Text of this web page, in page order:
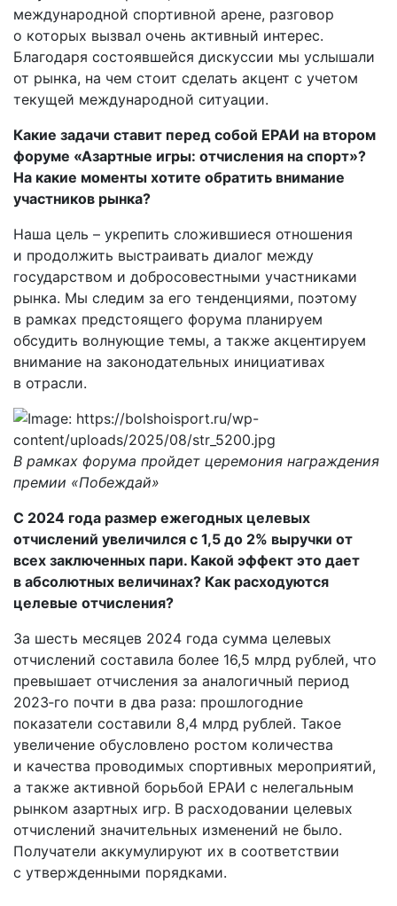
международной спортивной арене, разговор
о которых вызвал очень активный интерес.
Благодаря состоявшейся дискуссии мы услышали
от рынка, на чем стоит сделать акцент с учетом
текущей международной ситуации.
Какие задачи ставит перед собой ЕРАИ на втором
форуме «Азартные игры: отчисления на спорт»?
На какие моменты хотите обратить внимание
участников рынка?
Наша цель – укрепить сложившиеся отношения
и продолжить выстраивать диалог между
государством и добросовестными участниками
рынка. Мы следим за его тенденциями, поэтому
в рамках предстоящего форума планируем
обсудить волнующие темы, а также акцентируем
внимание на законодательных инициативах
в отрасли.
В рамках форума пройдет церемония награждения
премии «Побеждай»
С 2024 года размер ежегодных целевых
отчислений увеличился с 1,5 до 2% выручки от
всех заключенных пари. Какой эффект это дает
в абсолютных величинах? Как расходуются
целевые отчисления?
За шесть месяцев 2024 года сумма целевых
отчислений составила более 16,5 млрд рублей, что
превышает отчисления за аналогичный период
2023‑го почти в два раза: прошлогодние
показатели составили 8,4 млрд рублей. Такое
увеличение обусловлено ростом количества
и качества проводимых спортивных мероприятий,
а также активной борьбой ЕРАИ с нелегальным
рынком азартных игр. В расходовании целевых
отчислений значительных изменений не было.
Получатели аккумулируют их в соответствии
с утвержденными порядками.